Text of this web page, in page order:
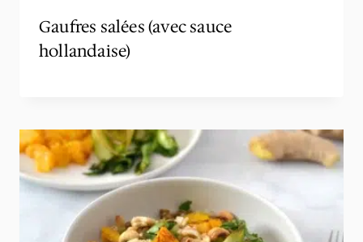
Gaufres salées (avec sauce
hollandaise)